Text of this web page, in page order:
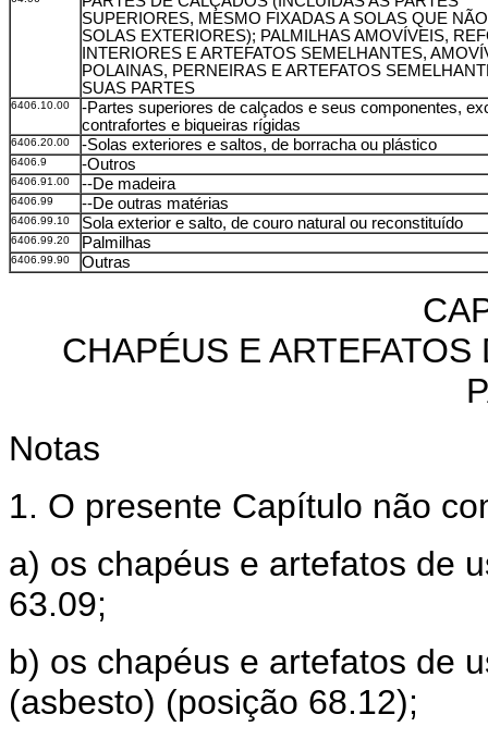
SUPERIORES, MESMO FIXADAS A SOLAS QUE
SOLAS EXTERIORES); PALMILHAS AMOVÍVEIS,
INTERIORES E ARTEFATOS SEMELHANTES,
POLAINAS, PERNEIRAS E ARTEFATOS
SUAS PARTES
6406.10.00
-Partes superiores de calçados e seus componentes,
contrafortes e biqueiras rígidas
6406.20.00 -Solas exteriores e saltos, de borracha ou plástico
6406.9 -Outros
6406.91.00 --De madeira
6406.99 --De outras matérias
6406.99.10 Sola exterior e salto, de couro natural ou reconstituído
6406.99.20 Palmilhas
6406.99.90 Outras
CHAPÉUS E
Notas
1. O presente Capítulo não
a) os chapéus e artefatos de
63.09;
b) os chapéus e artefatos de
(asbesto) (posição 68.12);